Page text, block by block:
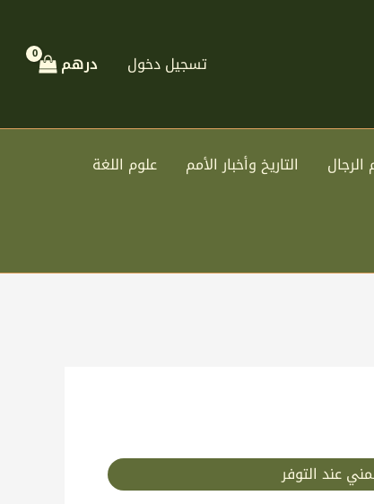
تسجيل دخول درهم
الرجال التاريخ وأخبار الأمم علوم اللغة
عند التوفر